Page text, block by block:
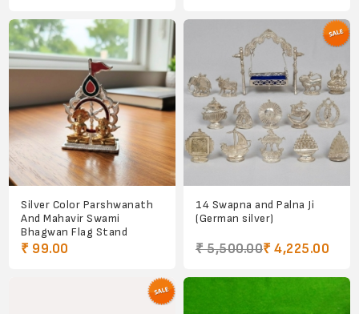
Silver Color Parshwanath
And Mahavir Swami
Bhagwan Flag Stand
₹ 99.00
14 Swapna and Palna Ji
(German silver)
₹ 5,500.00₹ 4,225.00